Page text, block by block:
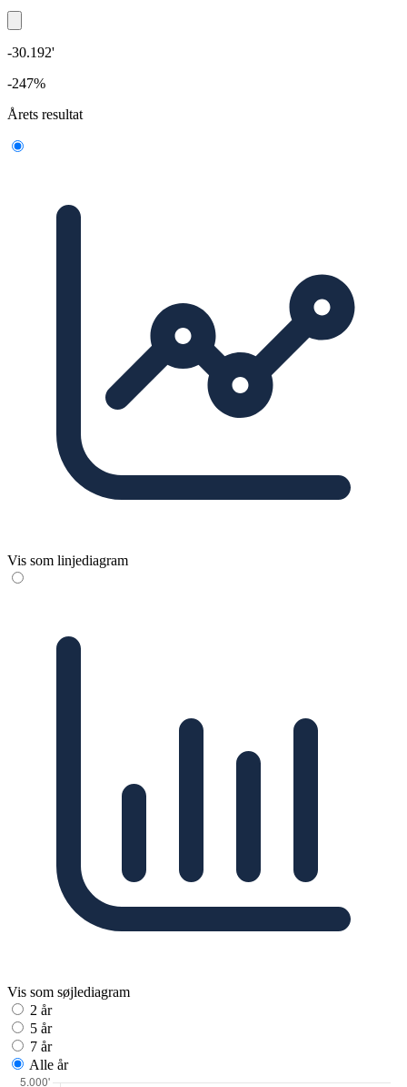
-30.192'
-247%
Årets resultat
Vis som linjediagram
Vis som søjlediagram
2 år
5 år
7 år
Alle år